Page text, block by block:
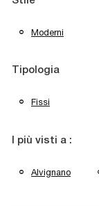
Moderni
Tipologia
Fissi
I più visti a :
Alvignano